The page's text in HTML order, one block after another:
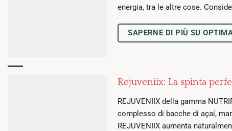
energia, tra le altre cose.
SAPERNE DI PIÙ SU
Rejuveniix: La spinta
REJUVENIIX della gamma
complesso di bacche di açaí,
REJUVENIIX aumenta